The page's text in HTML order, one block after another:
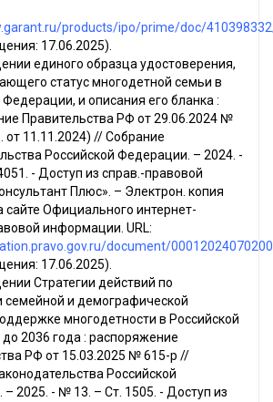
products/ipo/prime/doc/
17.06.2025).
единого образца удостоверения,
статус многодетной семьи в
Федерации, и описания его бланка :
Правительства РФ от 29.06.2024 №
от 11.11.2024) // Собрание
Российской Федерации. – 2024. -
- Доступ из справ.-правовой
Плюс». – Электрон. копия
сайте Официального интернет-
информации. URL:
document/
17.06.2025).
Стратегии действий по
семейной и демографической
многодетности в Российской
2036 года : распоряжение
РФ от 15.03.2025 № 615-р //
Российской
2025. - № 13. – Ст. 1505. - Доступ из